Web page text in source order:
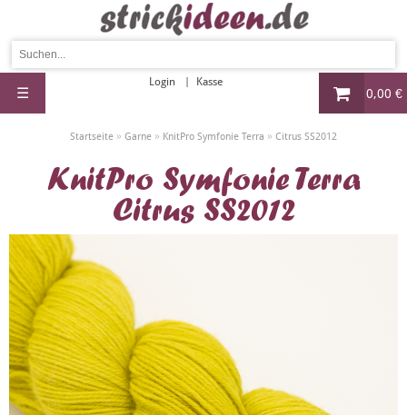
0,00 €
Login Kasse
☰
Startseite » Garne » KnitPro Symfonie Terra » Citrus SS2012
KnitPro Symfonie Terra
Citrus SS2012